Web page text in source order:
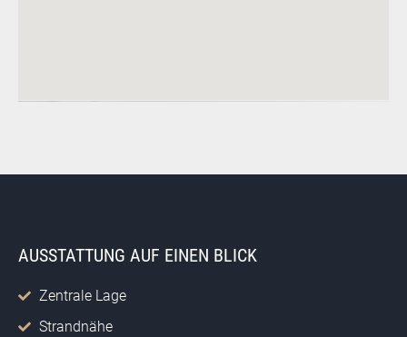
AUSSTATTUNG AUF EINEN BLICK
Zentrale Lage
Strandnähe